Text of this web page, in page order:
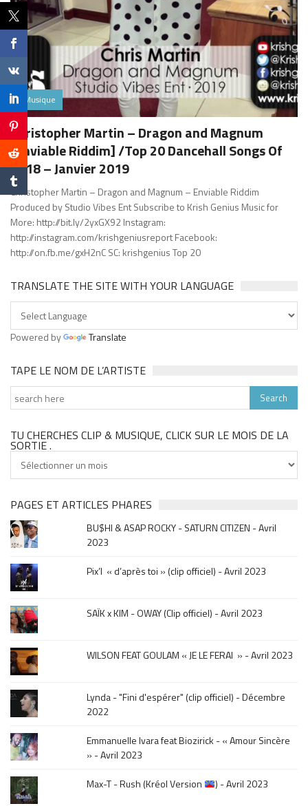
Musique
Christopher Martin – Dragon and Magnum
[Enviable Riddim] /Top 20 Dancehall Songs Of
2018 – Janvier 2019
Christopher Martin – Dragon and Magnum – Enviable Riddim
Produced by Studio Vibes Ent Subscribe to Krish Genius Music for
More: http://bit.ly/2yxGX92 Instagram:
http://instagram.com/krishgeniusreport Facebook:
http://on.fb.me/gxH2nC SC: krishgenius Top 20
TRANSLATE THE SITE WITH YOUR LANGUAGE
Powered by Translate
TAPE LE NOM DE L’ARTISTE
TU CHERCHES CLIP & MUSIQUE, CLICK SUR LE MOIS DE LA
SORTIE .
cherches
&
musique,
click
sur
le
mois
de
la
sortie
PAGES ET ARTICLES PHARES
BU$HI & ASAP ROCKY - SATURN CITIZEN - Avril
2023
Pix’l « d’après toi » (clip officiel) - Avril 2023
SAÏK x KIM - OWAY (Clip officiel) - Avril 2023
WILSON FEAT GOULAM « JE LE FERAI » - Avril 2023
Lynda - "Fini d'espérer" (clip officiel) - Décembre
2022
Emmanuelle Ivara feat Biozirick - « Amour Sincère
» - Avril 2023
Max-T - Rush (Kréol Version
) - Avril 2023